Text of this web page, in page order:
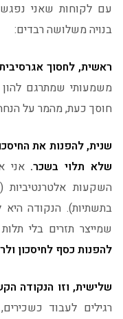
עם לקוחות שאני
בנויה משלושה רבדים:
ראשית, לחסוך
משמעותי שמתרגם
חוסך כעת, מהמר על
שנית, להפנות את
שלא תלוי בשכר. אני
השקעות אלטרנטיביות
בתשתיות). הנקודה
שמייצר תזרים בלי
להפנות כסף לחיסכון
שלישית, וזו הנקודה
רגילים לעבוד